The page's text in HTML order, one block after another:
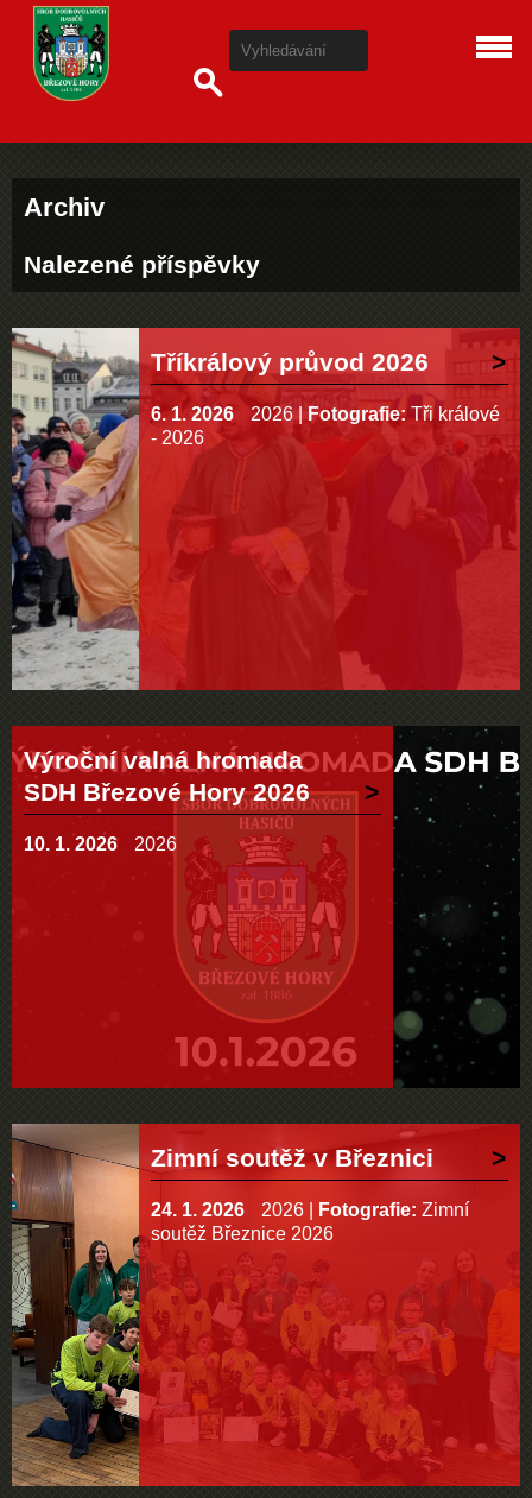
Archiv
Nalezené příspěvky
Tříkrálový průvod 2026
6. 1. 2026 2026 Fotografie: Tři králové
- 2026
Výroční valná hromada
SDH Březové Hory 2026
10. 1. 2026 2026
Zimní soutěž v Březnici
24. 1. 2026 2026 Fotografie: Zimní
soutěž Březnice 2026